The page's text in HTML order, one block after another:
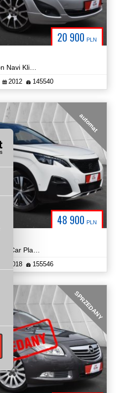
20 900 PLN
1.4 Benzyna Turbo Edition Navi Klima Certyfikat Prezentacja Video!
2012 145540
48 900 PLN
automat
2018 155546
SPRZEDANY